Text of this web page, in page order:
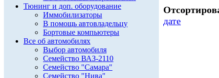
Тюнинг и доп. оборудование
Иммобилизаторы
В помощь автовладельцу
Бортовые компьютеры
Все об автомобилях
Выбор автомобиля
Семейство ВАЗ-2110
Семейство "Самара"
Семейство "Нива"
дате